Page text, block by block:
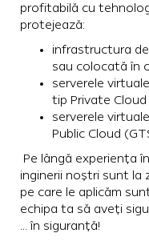
profitabilă cu
protejează:
infrastructura
sau colocată în
serverele
tip Private Cloud
serverele
Public Cloud
Pe lângă experiența
inginerii noștri sunt la
pe care le aplicăm
echipa ta să aveți
… în siguranță!